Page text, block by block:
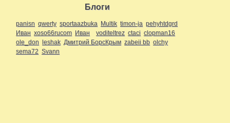
Блоги
panisn qwerty sportaazbuka Multik timon-ja pehyhtdgrd
Иван xoso66rucom Иван voditeltrez ctaci clopman16
ole_don leshak Дмитрий БорсКрым zabeii bb olchy
sema72 Svann